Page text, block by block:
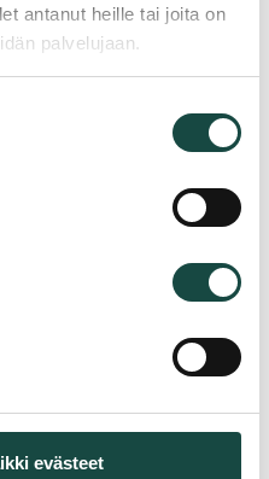
antanut heille tai joita on
palvelujaan.
evästeet